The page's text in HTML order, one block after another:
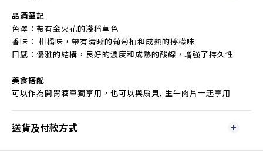
品酒筆記
色澤：帶有金火花的淺稻草色
香味： 柑橘味，帶有清晰的葡萄柚和成熟的檸檬味
口感：優雅的結構，良好的濃度和成熟的酸線，增強了持久性
美食搭配
可以作為開胃酒單獨享用，也可以與扇貝, 生牛肉片一起享用
送貨及付款方式